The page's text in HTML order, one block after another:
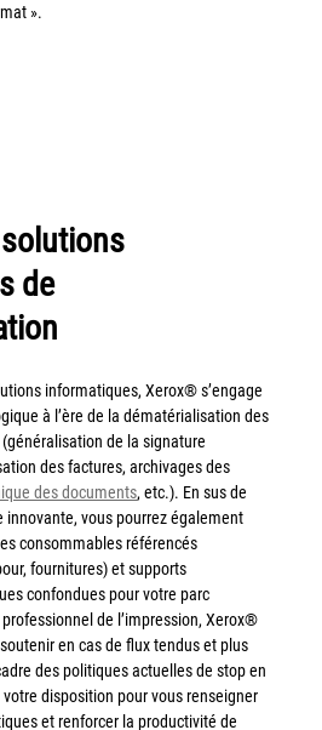
Agrée
».
de
informatiques, Xerox® s’engage
à l’ère de la dématérialisation des
de la signature
des factures, archivages des
des documents, etc.). En sus de
vous pourrez également
consommables référencés
fournitures) et supports
confondues pour votre parc
de l’impression, Xerox®
en cas de flux tendus et plus
des politiques actuelles de stop en
disposition pour vous renseigner
et renforcer la productivité de